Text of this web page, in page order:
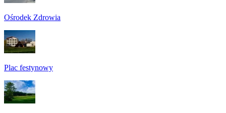
Ośrodek Zdrowia
Plac festynowy